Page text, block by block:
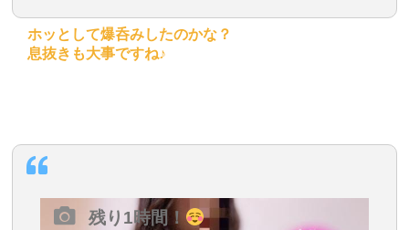
ホッとして爆呑みしたのかな？
息抜きも大事ですね♪
残り1時間！